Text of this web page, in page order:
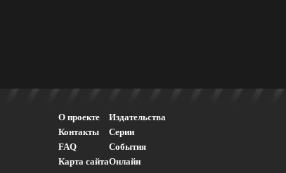
О проекте
Контакты
FAQ
Карта сайта
Издательства
Серии
События
Онлайн